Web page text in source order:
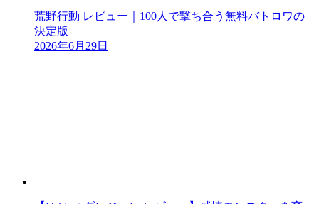
荒野行動 レビュー｜100人で撃ち合う無料バトロワの
決定版
2026年6月29日